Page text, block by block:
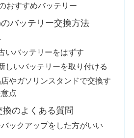
おすすめバッテリー
バッテリー交換方法
いバッテリーをはずす
しいバッテリーを取り付ける
やガソリンスタンドで交換す
点
のよくある質問
バックアップをした方がいい